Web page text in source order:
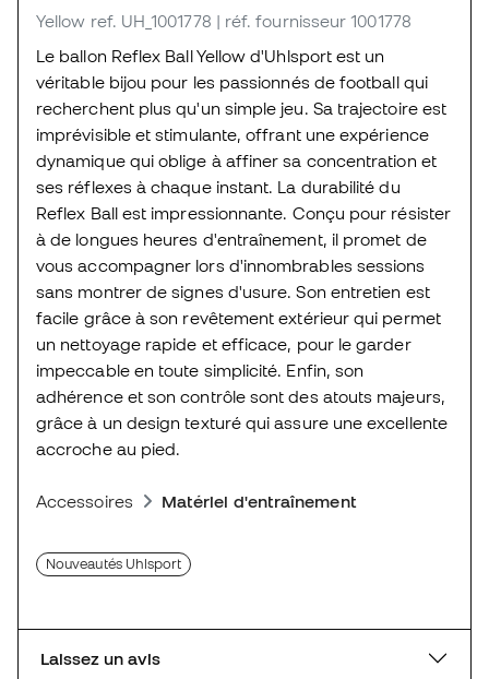
Yellow ref. UH_1001778 | réf. fournisseur 1001778
Le ballon Reflex Ball Yellow d'Uhlsport est un
véritable bijou pour les passionnés de football qui
recherchent plus qu'un simple jeu. Sa trajectoire est
imprévisible et stimulante, offrant une expérience
dynamique qui oblige à affiner sa concentration et
ses réflexes à chaque instant. La durabilité du
Reflex Ball est impressionnante. Conçu pour résister
à de longues heures d'entraînement, il promet de
vous accompagner lors d'innombrables sessions
sans montrer de signes d'usure. Son entretien est
facile grâce à son revêtement extérieur qui permet
un nettoyage rapide et efficace, pour le garder
impeccable en toute simplicité. Enfin, son
adhérence et son contrôle sont des atouts majeurs,
grâce à un design texturé qui assure une excellente
accroche au pied.
Accessoires Matériel d'entraînement
Nouveautés Uhlsport
Laissez un avis